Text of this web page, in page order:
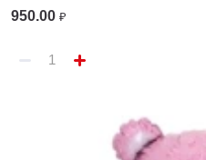
950.00 ₽